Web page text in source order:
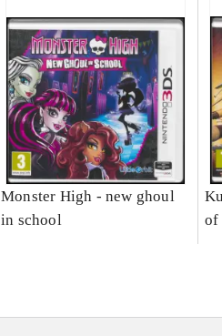
Monster High - new ghoul
in school
of